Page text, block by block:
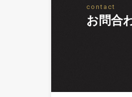
contact
お問合